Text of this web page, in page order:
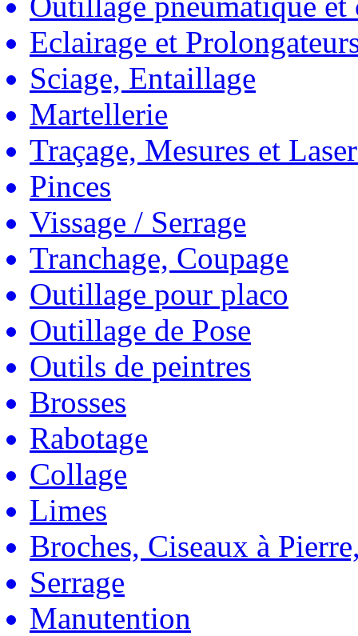
Eclairage et
Sciage, Entaillage
Martellerie
Traçage, Mesures et
Pinces
Vissage / Serrage
Tranchage, Coupage
Outillage pour placo
Outillage de Pose
Outils de peintres
Brosses
Rabotage
Collage
Limes
Broches, Ciseaux à
Serrage
Manutention